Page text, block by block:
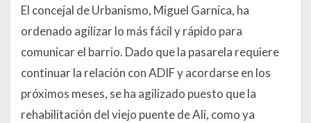
El concejal de Urbanismo, Miguel Garnica, ha
ordenado agilizar lo más fácil y rápido para
comunicar el barrio. Dado que la pasarela requiere
continuar la relación con ADIF y acordarse en los
próximos meses, se ha agilizado puesto que la
rehabilitación del viejo puente de Ali, como ya